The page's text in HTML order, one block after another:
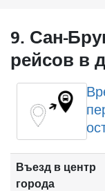
9. Сан-
рейсов в
Въезд в центр
города